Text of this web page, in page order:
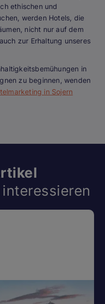
ethischen und
werden Hotels, die
nicht nur auf dem
zur Erhaltung unseres
in
zu beginnen, wenden
in Sojern